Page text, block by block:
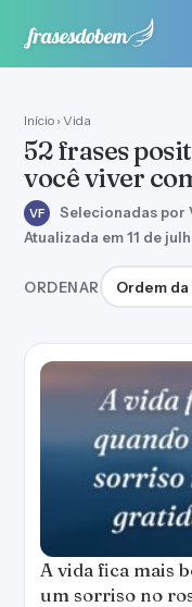
Início › Vida
52 frases
você viver
VF Selecionadas por
Atualizada em 11 de
ORDENAR Ordenar
A vida fica mais
um sorriso no